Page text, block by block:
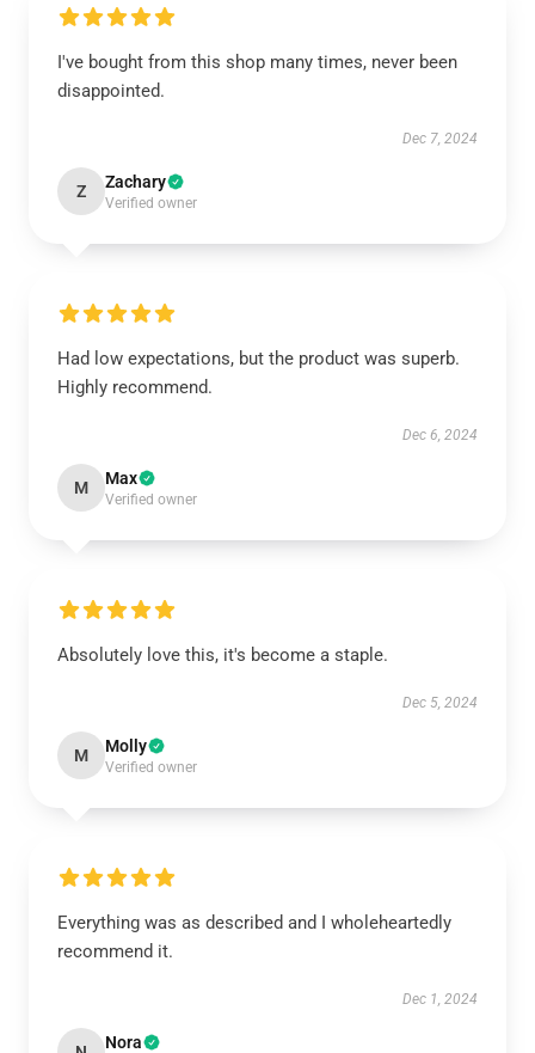
I've bought from this shop many times, never been
disappointed.
Dec 7, 2024
Z Zachary
Verified owner
Had low expectations, but the product was superb.
Highly recommend.
Dec 6, 2024
M Max
Verified owner
Absolutely love this, it's become a staple.
Dec 5, 2024
M Molly
Verified owner
Everything was as described and I wholeheartedly
recommend it.
Dec 1, 2024
Nora